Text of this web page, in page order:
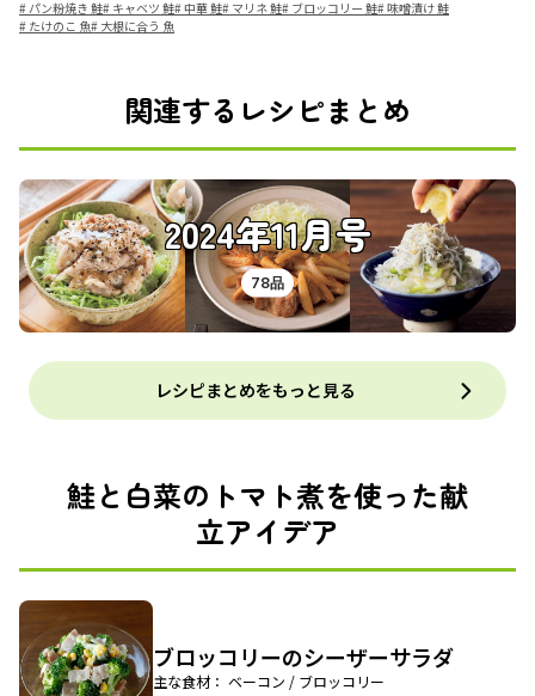
#パン粉焼き 鮭# キャベツ 鮭#中華 鮭# マリネ 鮭# ブロッコリー 鮭#味噌漬け 鮭
# たけのこ 魚# 大根に合う 魚
関連するレシピまとめ
2024年11月号
78品
レシピまとめをもっと見る
鮭と白菜のトマト煮を使った献
立アイデア
ブロッコリーのシーザーサラダ
主な食材： ベーコン / ブロッコリー